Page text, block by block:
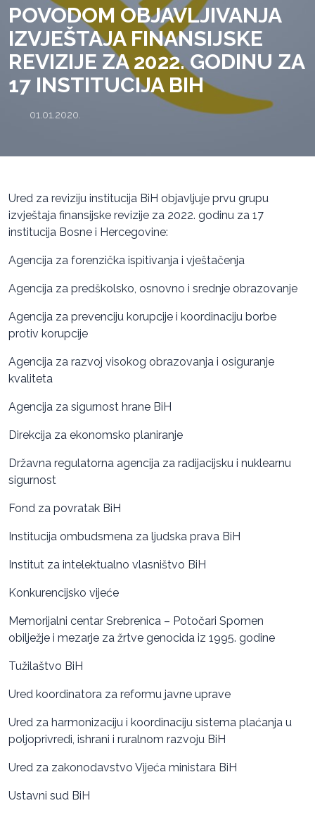
POVODOM OBJAVLJIVANJA
IZVJEŠTAJA FINANSIJSKE
REVIZIJE ZA 2022. GODINU ZA
17 INSTITUCIJA BIH
01.01.2020.
Ured za reviziju institucija BiH objavljuje prvu grupu
izvještaja finansijske revizije za 2022. godinu za 17
institucija Bosne i Hercegovine:
Agencija za forenzička ispitivanja i vještačenja
Agencija za predškolsko, osnovno i srednje obrazovanje
Agencija za prevenciju korupcije i koordinaciju borbe
protiv korupcije
Agencija za razvoj visokog obrazovanja i osiguranje
kvaliteta
Agencija za sigurnost hrane BiH
Direkcija za ekonomsko planiranje
Državna regulatorna agencija za radijacijsku i nuklearnu
sigurnost
Fond za povratak BiH
Institucija ombudsmena za ljudska prava BiH
Institut za intelektualno vlasništvo BiH
Konkurencijsko vijeće
Memorijalni centar Srebrenica – Potočari Spomen
obilježje i mezarje za žrtve genocida iz 1995. godine
Tužilaštvo BiH
Ured koordinatora za reformu javne uprave
Ured za harmonizaciju i koordinaciju sistema plaćanja u
poljoprivredi, ishrani i ruralnom razvoju BiH
Ured za zakonodavstvo Vijeća ministara BiH
Ustavni sud BiH